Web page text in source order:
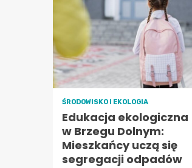
ŚRODOWISKO I EKOLOGIA
Edukacja ekologiczna
w Brzegu Dolnym:
Mieszkańcy uczą się
segregacji odpadów